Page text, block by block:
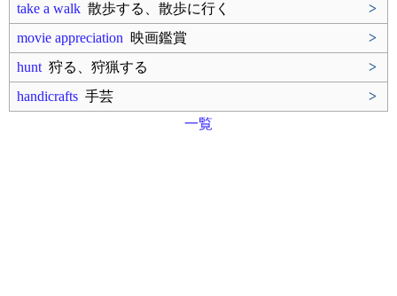
take a walk 散歩する、散歩に行く
>
movie appreciation 映画鑑賞
>
hunt 狩る、狩猟する
>
handicrafts 手芸
>
一覧